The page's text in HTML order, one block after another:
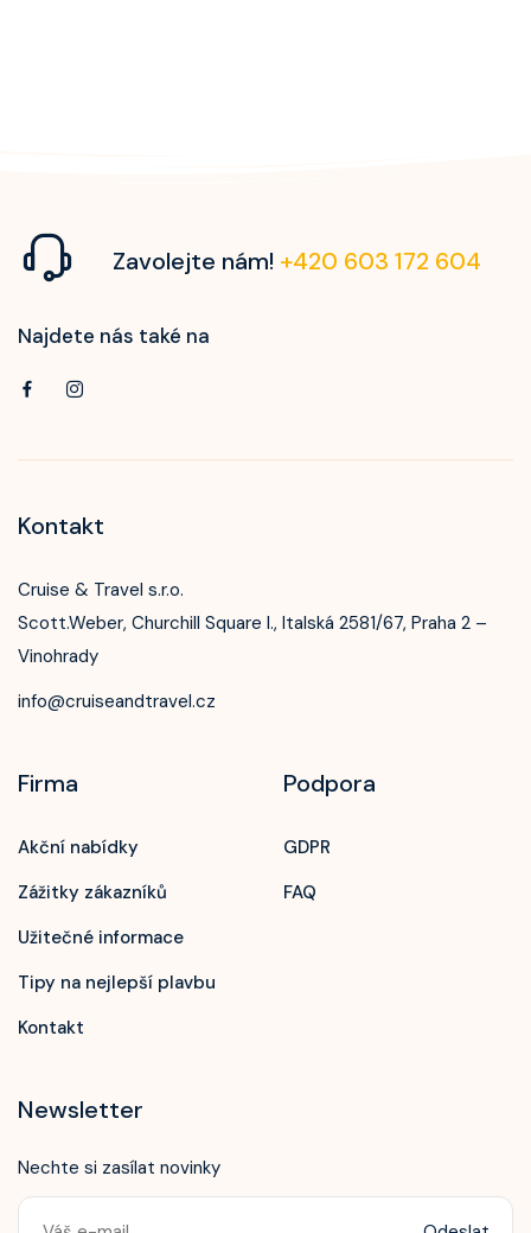
Zavolejte nám! +420 603 172 604
Najdete nás také na
Kontakt
Cruise & Travel s.r.o.
Scott.Weber, Churchill Square I., Italská 2581/67, Praha 2 –
Vinohrady
info@cruiseandtravel.cz
Firma
Akční nabídky
Zážitky zákazníků
Užitečné informace
Tipy na nejlepší plavbu
Kontakt
Podpora
GDPR
FAQ
Newsletter
Nechte si zasílat novinky